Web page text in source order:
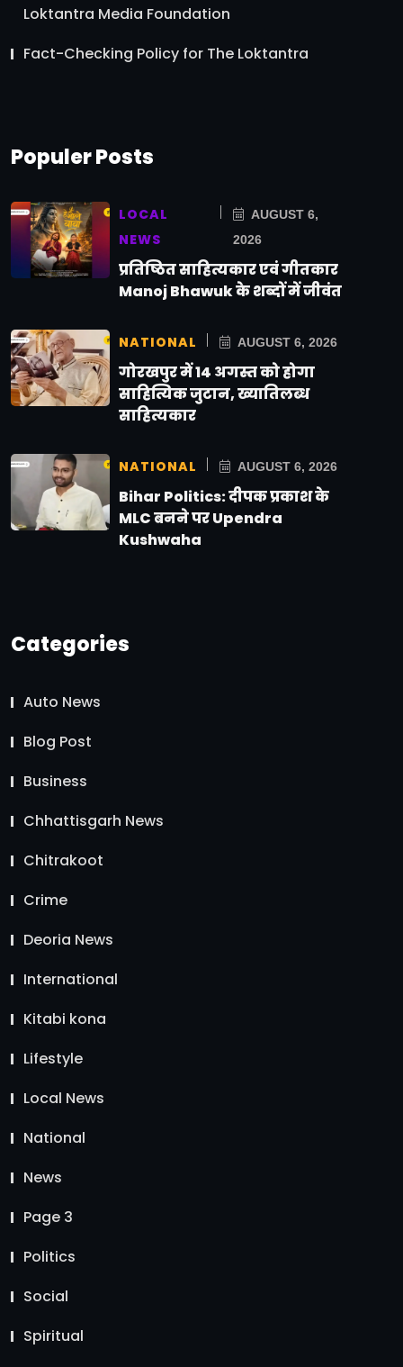
Loktantra Media Foundation
Fact-Checking Policy for The Loktantra
Populer Posts
LOCAL
NEWS
AUGUST 6,
2026
प्रतिष्ठित साहित्यकार एवं गीतकार
Manoj Bhawuk के शब्दों में जीवंत
NATIONAL AUGUST 6, 2026
गोरखपुर में 14 अगस्त को होगा
साहित्यिक जुटान, ख्यातिलब्ध
साहित्यकार
NATIONAL AUGUST 6, 2026
Bihar Politics: दीपक प्रकाश के
MLC बनने पर Upendra
Kushwaha
Categories
Auto News
Blog Post
Business
Chhattisgarh News
Chitrakoot
Crime
Deoria News
International
Kitabi kona
Lifestyle
Local News
National
News
Page 3
Politics
Social
Spiritual